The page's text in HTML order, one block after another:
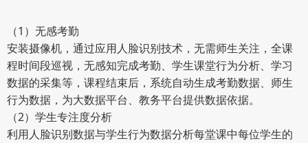
（1）无感考勤
安装摄像机，通过应用人脸识别技术，无需师生关注，全课
程时间段巡视，无感知完成考勤、学生课堂行为分析、学习
数据的采集等，课程结束后，系统自动生成考勤数据、师生
行为数据，为大数据平台、教务平台提供数据依据。
（2）学生专注度分析
利用人脸识别数据与学生行为数据分析每堂课中每位学生的